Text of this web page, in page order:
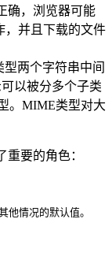
确，浏览器可能
，并且下载的文件
两个字符串中间
以被分多个子类
。MIME类型对大
要的角色：
况的默认值。